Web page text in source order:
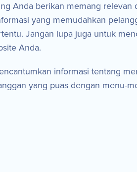
Anda berikan memang relevan
yang memudahkan
Jangan lupa juga untuk
Anda.
informasi tentang
yang puas dengan menu-